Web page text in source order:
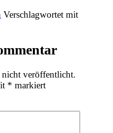
Verschlagwortet mit
veröffentlicht.
* markiert